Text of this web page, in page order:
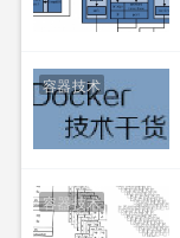
容器技术
容器技术